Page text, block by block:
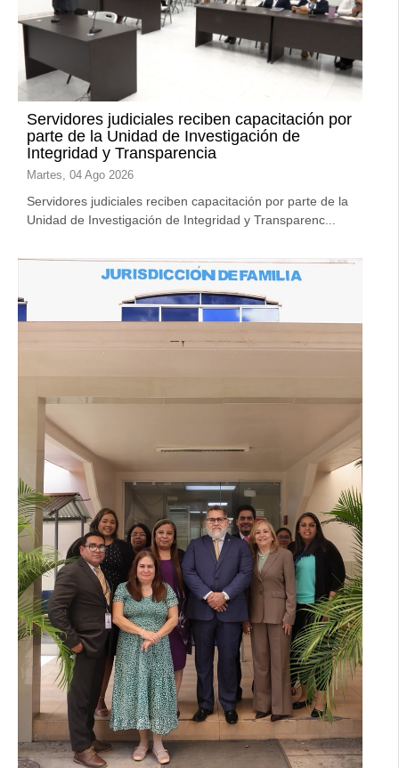
Servidores judiciales reciben capacitación por
parte de la Unidad de Investigación de
Integridad y Transparencia
Martes, 04 Ago 2026
Servidores judiciales reciben capacitación por parte de la
Unidad de Investigación de Integridad y Transparenc...